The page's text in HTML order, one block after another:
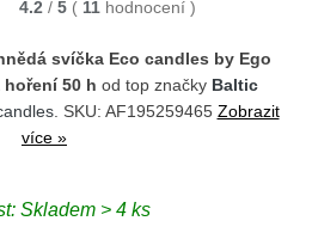
4.2 / 5 ( 11 hodnocení )
svíčka Eco candles by Ego
50 h od top značky Baltic
. SKU: AF195259465 Zobrazit
více »
Skladem > 4 ks